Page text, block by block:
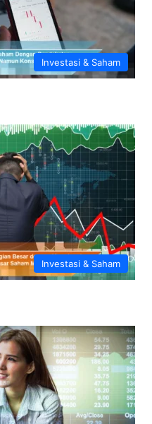
Investasi & Saham
Investasi & Saham